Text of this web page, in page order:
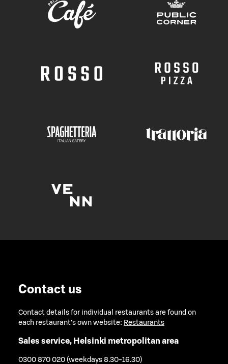
Contact us
Contact details for individual restaurants are found on
each restaurant's own website: Restaurants
Sales service, Helsinki metropolitan area
0300 870 020 (weekdays 8.30-16.30)